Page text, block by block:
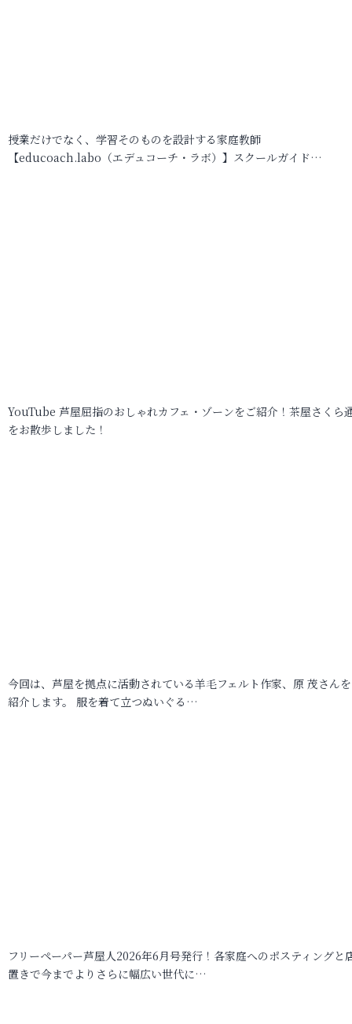
授業だけでなく、学習そのものを設計する家庭教師
【educoach.labo（エデュコーチ・ラボ）】スクールガイド…
YouTube 芦屋屈指のおしゃれカフェ・ゾーンをご紹介！茶屋さくら
をお散歩しました！
今回は、芦屋を拠点に活動されている羊毛フェルト作家、原 茂さん
紹介します。 服を着て立つぬいぐる…
フリーペーパー芦屋人2026年6月号発行！各家庭へのポスティングと
置きで今までよりさらに幅広い世代に…